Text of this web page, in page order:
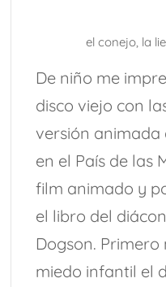
el conejo, la
De niño me
disco viejo con
versión animada
en el País de las
film animado y
el libro del
Dogson. Primero
miedo infantil el